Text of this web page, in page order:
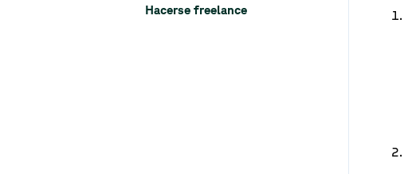
Proceso de registro
Hacerse freelance